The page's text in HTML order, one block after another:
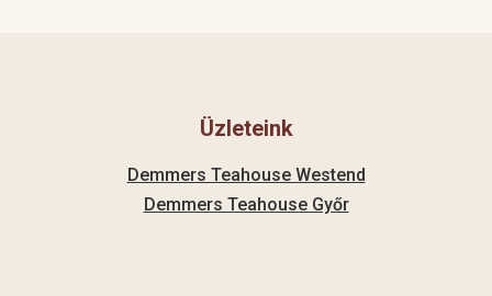
Üzleteink
Demmers Teahouse Westend
Demmers Teahouse Győr